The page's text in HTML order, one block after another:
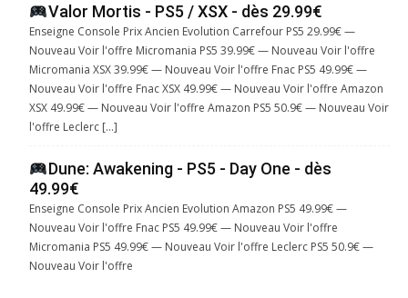
Valor Mortis - PS5 / XSX - dès 29.99€
Enseigne Console Prix Ancien Evolution Carrefour PS5 29.99€ —
Nouveau Voir l'offre Micromania PS5 39.99€ — Nouveau Voir l'offre
Micromania XSX 39.99€ — Nouveau Voir l'offre Fnac PS5 49.99€ —
Nouveau Voir l'offre Fnac XSX 49.99€ — Nouveau Voir l'offre Amazon
XSX 49.99€ — Nouveau Voir l'offre Amazon PS5 50.9€ — Nouveau Voir
l'offre Leclerc […]
Dune: Awakening - PS5 - Day One - dès
49.99€
Enseigne Console Prix Ancien Evolution Amazon PS5 49.99€ —
Nouveau Voir l'offre Fnac PS5 49.99€ — Nouveau Voir l'offre
Micromania PS5 49.99€ — Nouveau Voir l'offre Leclerc PS5 50.9€ —
Nouveau Voir l'offre